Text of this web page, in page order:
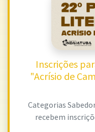
Inscrições
"Acrísio de
Categorias
recebem